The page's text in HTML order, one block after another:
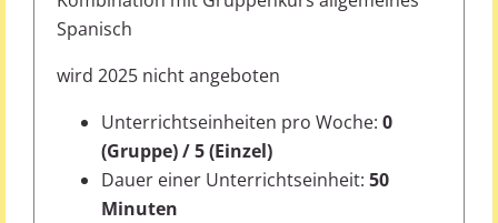
Spanisch
wird 2025 nicht angeboten
Unterrichtseinheiten pro Woche: 0
(Gruppe) / 5 (Einzel)
Dauer einer Unterrichtseinheit: 50
Minuten